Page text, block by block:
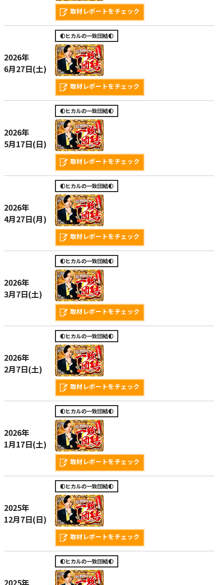
取材レポートをチェック
2026年
6月27日(土)
🌓ヒカルの一致団結🌓
取材レポートをチェック
2026年
5月17日(日)
🌓ヒカルの一致団結🌓
取材レポートをチェック
2026年
4月27日(月)
🌓ヒカルの一致団結🌓
取材レポートをチェック
2026年
3月7日(土)
🌓ヒカルの一致団結🌓
取材レポートをチェック
2026年
2月7日(土)
🌓ヒカルの一致団結🌓
取材レポートをチェック
2026年
1月17日(土)
🌓ヒカルの一致団結🌓
取材レポートをチェック
2025年
12月7日(日)
🌓ヒカルの一致団結🌓
取材レポートをチェック
2025年
🌓ヒカルの一致団結🌓